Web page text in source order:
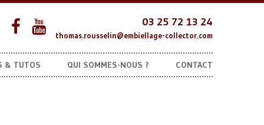
03 25 72 13 24
thomas.rousselin@embiellage-collector.com
& TUTOS QUI SOMMES-NOUS ? CONTACT